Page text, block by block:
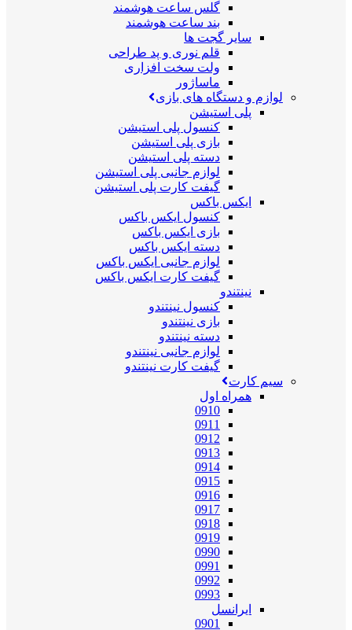
گلس ساعت هوشمند
بند ساعت هوشمند
سایر گجت ها
قلم نوری و پد طراحی
ولت سخت افزاری
ماساژور
لوازم و دستگاه های بازی
پلی استیشن
کنسول پلی استیشن
بازی پلی استیشن
دسته پلی استیشن
لوازم جانبی پلی استیشن
گیفت کارت پلی استیشن
ایکس باکس
کنسول ایکس باکس
بازی ایکس باکس
دسته ایکس باکس
لوازم جانبی ایکس باکس
گیفت کارت ایکس باکس
نینتندو
کنسول نینتندو
بازی نینتندو
دسته نینتندو
لوازم جانبی نینتندو
گیفت کارت نینتندو
سیم کارت
همراه اول
0910
0911
0912
0913
0914
0915
0916
0917
0918
0919
0990
0991
0992
0993
ایرانسل
0901